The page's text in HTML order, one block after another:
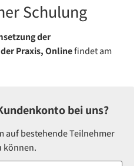
Schulung
der
Praxis, Onlinefindet am
bei uns?
auf bestehende Teilnehmer
können.